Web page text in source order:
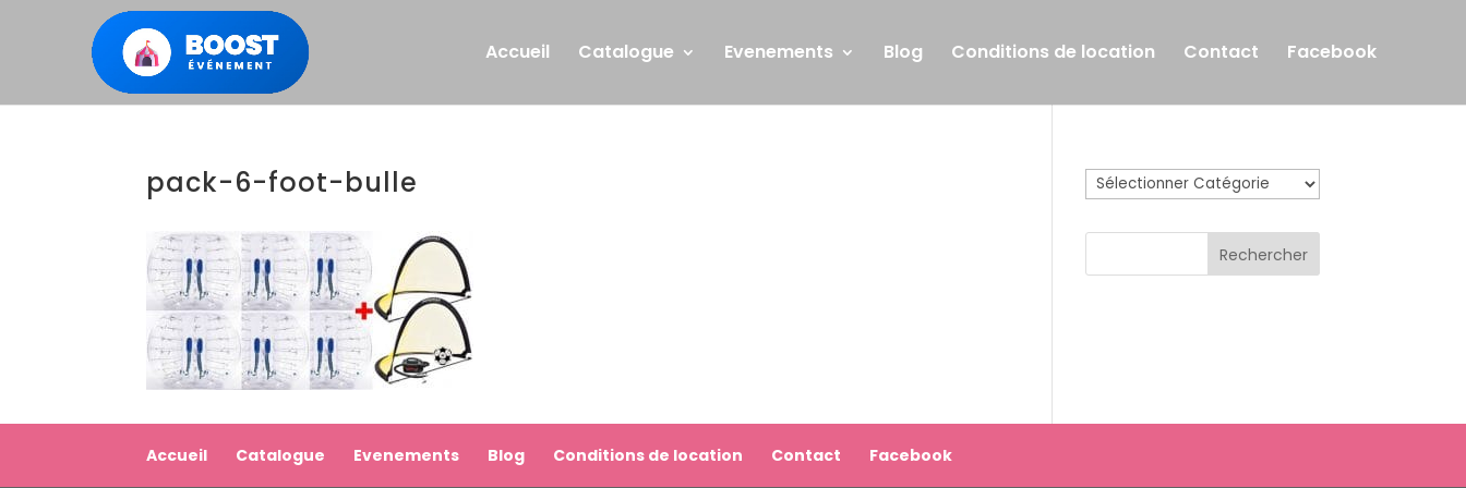
Accueil Catalogue Evenements Blog Conditions de location Contact Facebook
pack-6-foot-bulle Catégories
Accueil Catalogue Evenements Blog Conditions de location Contact Facebook